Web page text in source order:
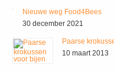
Nieuwe weg Food4Bees
30 december 2021
Paarse
10 maart 2013